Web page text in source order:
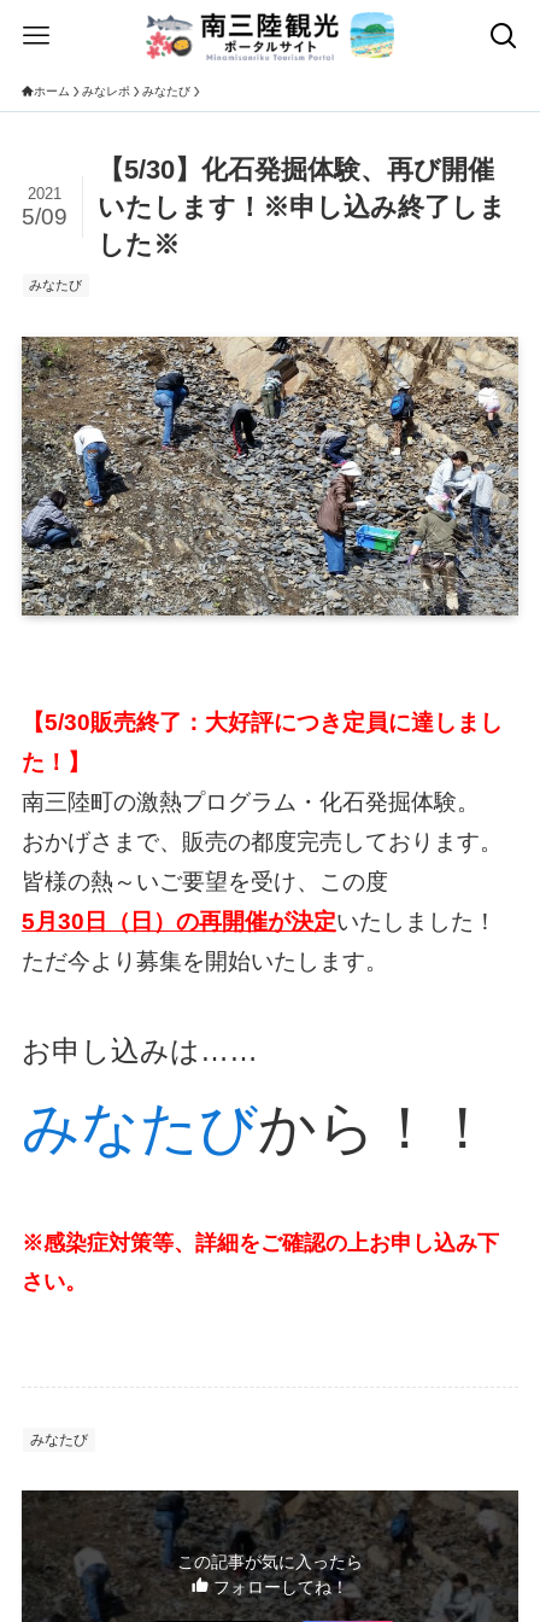
ホーム みなレポ みなたび
【5/30】化石発掘体験、再び開催
いたします！※申し込み終了しま
した※
2021
5/09
みなたび
【5/30販売終了：大好評につき定員に達しまし
た！】
南三陸町の激熱プログラム・化石発掘体験。
おかげさまで、販売の都度完売しております。
皆様の熱～いご要望を受け、この度
5月30日（日）の再開催が決定いたしました！
ただ今より募集を開始いたします。
お申し込みは……
みなたびから！！
※感染症対策等、詳細をご確認の上お申し込み下
さい。
みなたび
この記事が気に入ったら
フォローしてね！